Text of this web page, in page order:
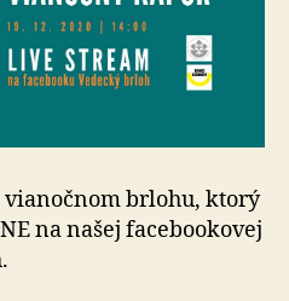
vianočnom brlohu, ktorý
na našej facebookovej